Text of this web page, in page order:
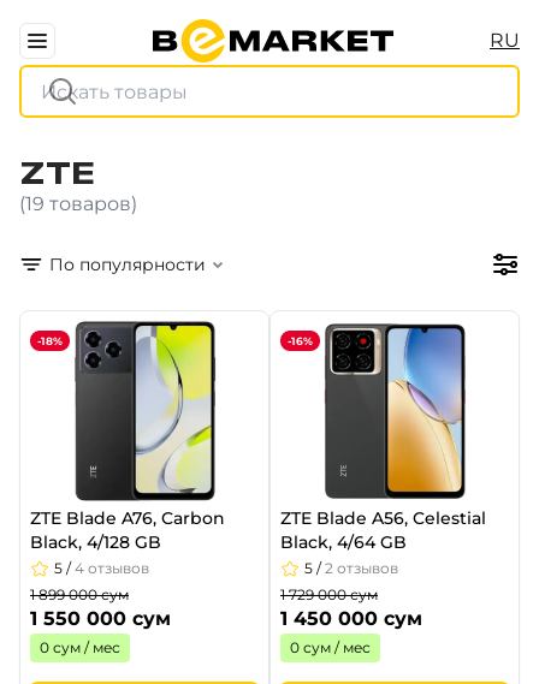
RU
ZTE
(19 товаров)
По популярности
-18%
ZTE Blade A76, Carbon
Black, 4/128 GB
5 /4 отзывов
1 899 000 сум
1 550 000 сум
0 сум / мес
-16%
ZTE Blade A56, Celestial
Black, 4/64 GB
5 /2 отзывов
1 729 000 сум
1 450 000 сум
0 сум / мес